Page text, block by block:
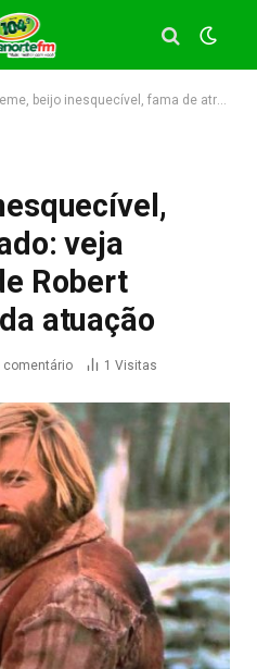
beijo inesquecível, fama de atrasado: veja curiosidades de Robert Redford além da atuação
veja
Robert
atuação
comentário 1 Visitas